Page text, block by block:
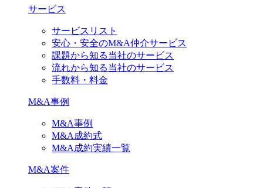
サービス
サービスリスト
安心・安全のM&A仲介サービス
課題から知る当社のサービス
流れから知る当社のサービス
手数料・料金
M&A事例
M&A事例
M&A成約式
M&A成約実績一覧
M&A案件